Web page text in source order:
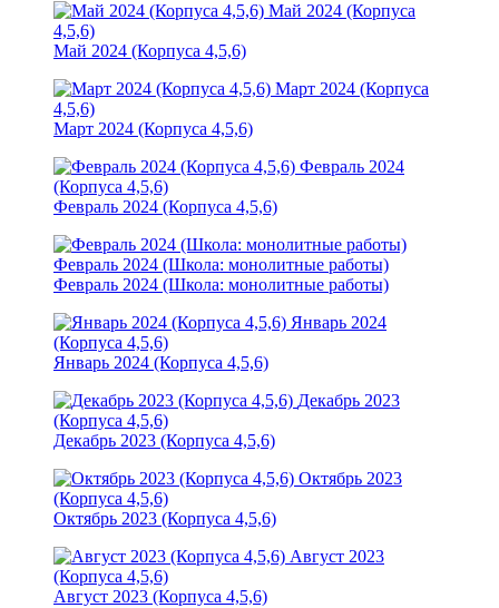
Май 2024 (Корпуса
4,5,6)
Май 2024 (Корпуса 4,5,6)
Март 2024 (Корпуса
4,5,6)
Март 2024 (Корпуса 4,5,6)
Февраль 2024
(Корпуса 4,5,6)
Февраль 2024 (Корпуса 4,5,6)
Февраль 2024 (Школа: монолитные работы)
Февраль 2024 (Школа: монолитные работы)
Январь 2024
(Корпуса 4,5,6)
Январь 2024 (Корпуса 4,5,6)
Декабрь 2023
(Корпуса 4,5,6)
Декабрь 2023 (Корпуса 4,5,6)
Октябрь 2023
(Корпуса 4,5,6)
Октябрь 2023 (Корпуса 4,5,6)
Август 2023
(Корпуса 4,5,6)
Август 2023 (Корпуса 4,5,6)